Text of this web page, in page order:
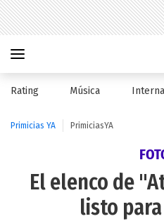
Rating Música
Primicias YA PrimiciasYA
El elenco de
listo